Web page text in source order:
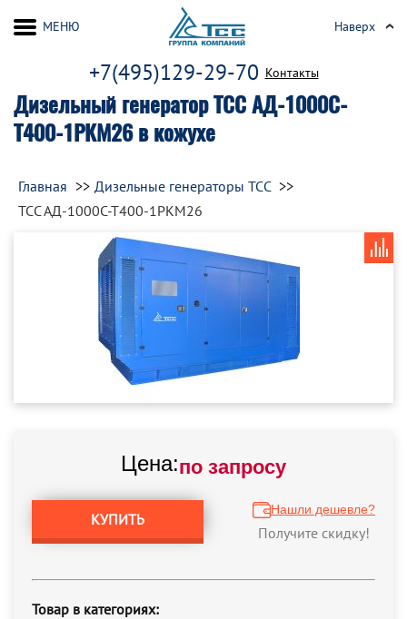
Дизельный генератор ТСС АД-1000С-
Т400-1РКМ26 в кожухе
+7(495)129-29-70 Контакты
МЕНЮ Наверх
Главная
Дизельные генераторы ТСС
ТСС АД-1000С-Т400-1РКМ26
Цена:по запросу
КУПИТЬ
Нашли дешевле?
Получите скидку!
Товар в категориях: